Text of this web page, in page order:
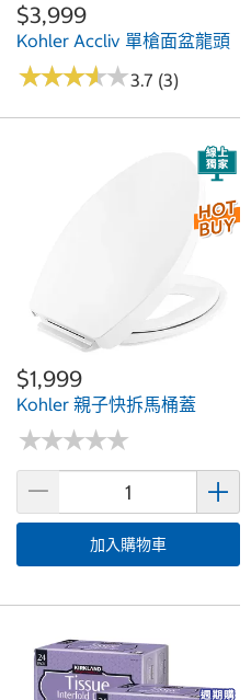
$3,999
Kohler Accliv 單槍面盆龍頭
★★★★★
★★★★★3.7 (3)
$1,999
Kohler 親子快拆馬桶蓋
★★★★★
★★★★★
加入購物車